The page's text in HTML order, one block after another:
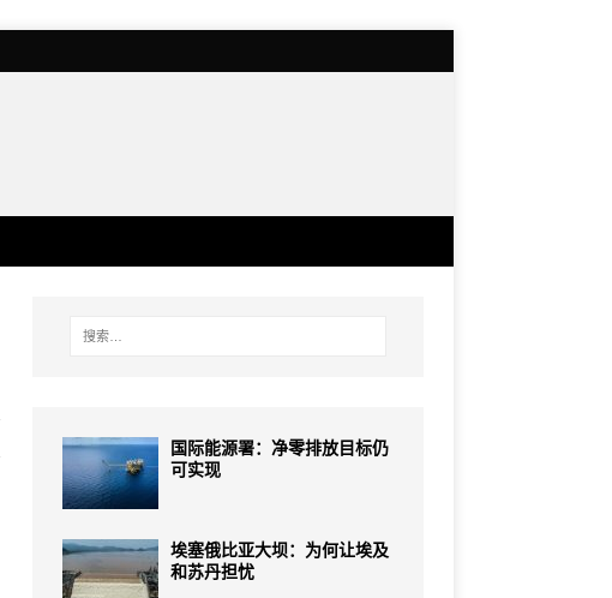
国际能源署：净零排放目标仍
可实现
埃塞俄比亚大坝：为何让埃及
和苏丹担忧